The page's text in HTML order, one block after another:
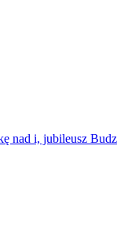
nad i, jubileusz